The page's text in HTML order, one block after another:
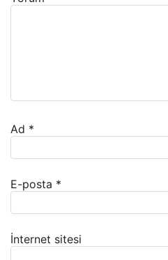
Ad *
E-posta *
İnternet sitesi